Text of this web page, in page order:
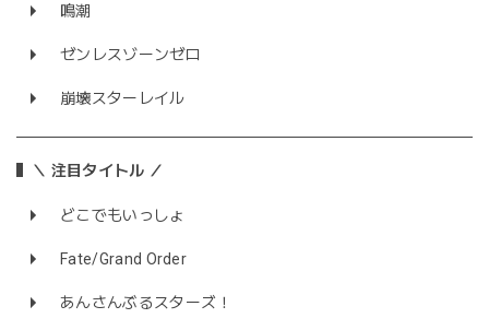
鳴潮
ゼンレスゾーンゼロ
崩壊スターレイル
＼ 注目タイトル ／
どこでもいっしょ
Fate/Grand Order
あんさんぶるスターズ！